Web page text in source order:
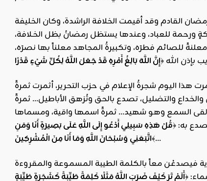
القادم وقد أقيمت الخلافة الراشدة، وكان الخليفة
ورحمة للعباد، وعندها يستظل رمضانُ بظل الخـلافة،
للصائم فطرَه، وتكبيرةُ المجاهد معلناً بها نصرَه،
بإذن الله ﴿إِنَّ اللَّهَ بَالِغُ أَمْرِهِ قَدْ جَعَلَ اللَّهُ لِكُلِّ شَيْءٍ قَدْرًا
هذا اليوم شجرةُ الإعلام في حزب التحرير، أثمرت ثمرةً
والتضليل، تصدع بالحق وتُزهق الأباطيل… ثمرةً
ألقى السمع وهو شهيد… ثمرةً اسمها واقية، ومسماها
به: ﴿قُلْ هَذِهِ سَبِيلِي أَدْعُو إِلَى اللَّهِ عَلَى بَصِيرَةٍ أَنَا وَمَنِ
اتَّبَعَنِيوَسُبْحَانَ اللَّهِ وَمَا أَنَا مِنَ الْمُشْرِكِينَ
﴾…
فيصدعْن معاً بالكلمة الطيبة المسموعة والمقروءة
﴿أَلَمْ تَرَ كَيْفَ ضَرَبَ اللَّهُ مَثَلًا كَلِمَةً طَيِّبَةً كَشَجَرَةٍ طَيِّبَةٍ